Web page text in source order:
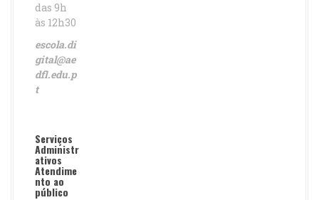
das 9h
às 12h30
escola.di
gital@ae
dfl.edu.p
t
Serviços
Administr
ativos
Atendime
nto ao
público